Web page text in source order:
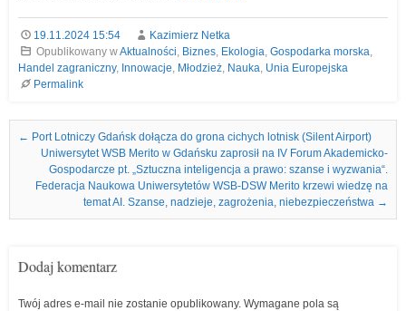
19.11.2024 15:54
Kazimierz Netka
Opublikowany wAktualności, Biznes, Ekologia, Gospodarka morska,
Handel zagraniczny, Innowacje, Młodzież, Nauka, Unia Europejska
Permalink
Nawigacja we wpisach
← Port Lotniczy Gdańsk dołącza do grona cichych lotnisk (Silent Airport)
Uniwersytet WSB Merito w Gdańsku zaprosił na IV Forum Akademicko-
Gospodarcze pt. „Sztuczna inteligencja a prawo: szanse i wyzwania“.
Federacja Naukowa Uniwersytetów WSB-DSW Merito krzewi wiedzę na
temat AI. Szanse, nadzieje, zagrożenia, niebezpieczeństwa →
Dodaj komentarz
Twój adres e-mail nie zostanie opublikowany. Wymagane pola są